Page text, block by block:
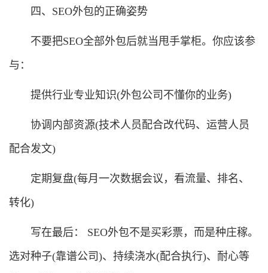
四、SEO外包的正确姿势
不要把SEO全部外包后就当甩手掌柜。你应该参
与：
提供行业专业知识(外包公司不懂你的业务)
协调内部资源(技术人员配合改代码、运营人员
配合发文)
定期复盘(每月一次数据会议，看流量、排名、
转化)
写在最后： SEO外包不是买彩票，而是种庄稼。
选对种子(靠谱公司)、持续浇水(配合执行)、耐心等